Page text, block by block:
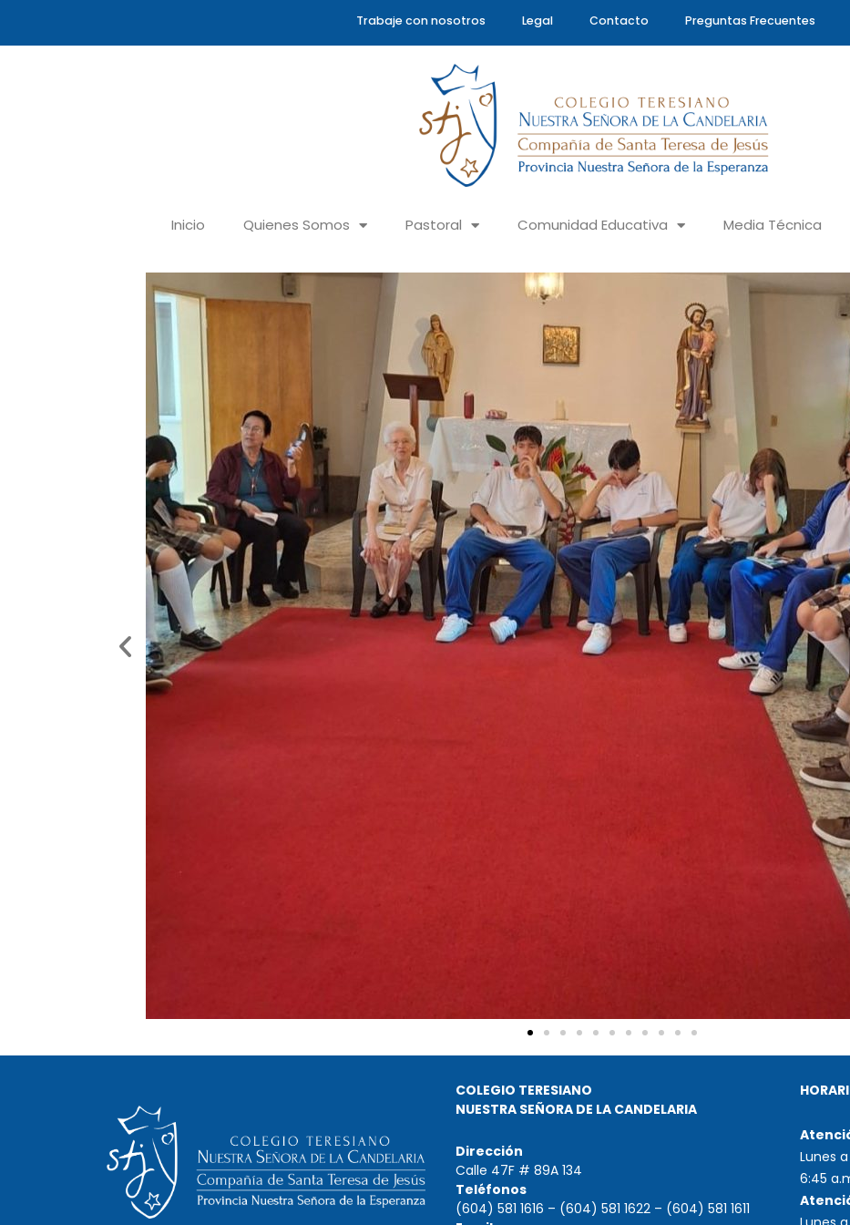
Trabaje con nosotros Legal Contacto Preguntas Frecuentes
Inicio Quienes Somos Pastoral Comunidad Educativa Media Técnica
Anterior
COLEGIO TERESIANO
NUESTRA SEÑORA DE LA CANDELARIA
Dirección
Calle 47F # 89A 134
Teléfonos
(604) 581 1616 – (604) 581 1622 – (604) 581 1611
Lunes
6:45